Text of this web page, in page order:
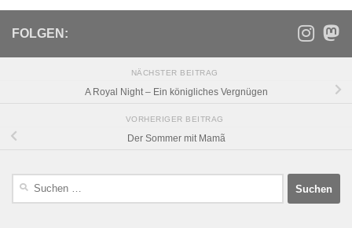
FOLGEN:
NÄCHSTER BEITRAG
A Royal Night – Ein königliches Vergnügen
VORHERIGER BEITRAG
Der Sommer mit Mamã